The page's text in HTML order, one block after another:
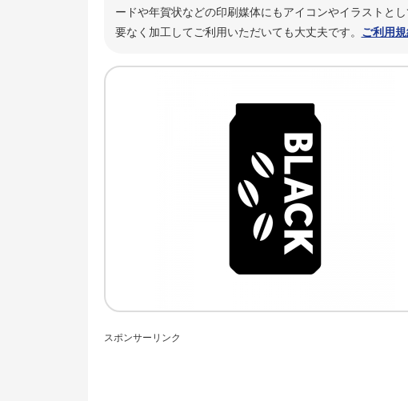
ードや年賀状などの印刷媒体にもアイコンやイラストと
要なく加工してご利用いただいても大丈夫です。 ご利用
スポンサーリンク